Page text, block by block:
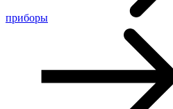
приборы